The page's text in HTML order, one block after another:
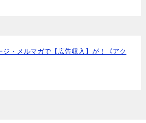
ジ・メルマガで【広告収入】が！《アク